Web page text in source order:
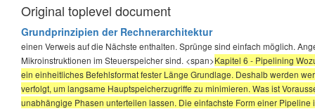
Original toplevel document
Grundprinzipien der Rechnerarchitektur
einen Verweis auf die Nächste enthalten. Sprünge sind einfach möglich.
Mikroinstruktionen im Steuerspeicher sind. <span>Kapitel 6 - Pipelining
ein einheitliches Befehlsformat fester Länge Grundlage. Deshalb werden
verfolgt, um langsame Hauptspeicherzugriffe zu minimieren. Was ist
unabhängige Phasen unterteilen lassen. Die einfachste Form einer